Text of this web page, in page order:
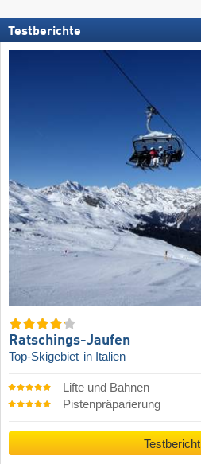
Testberichte
Ratschings-Jaufen
Top-Skigebiet in Italien
Lifte und Bahnen
Pistenpräparierung
Testbericht